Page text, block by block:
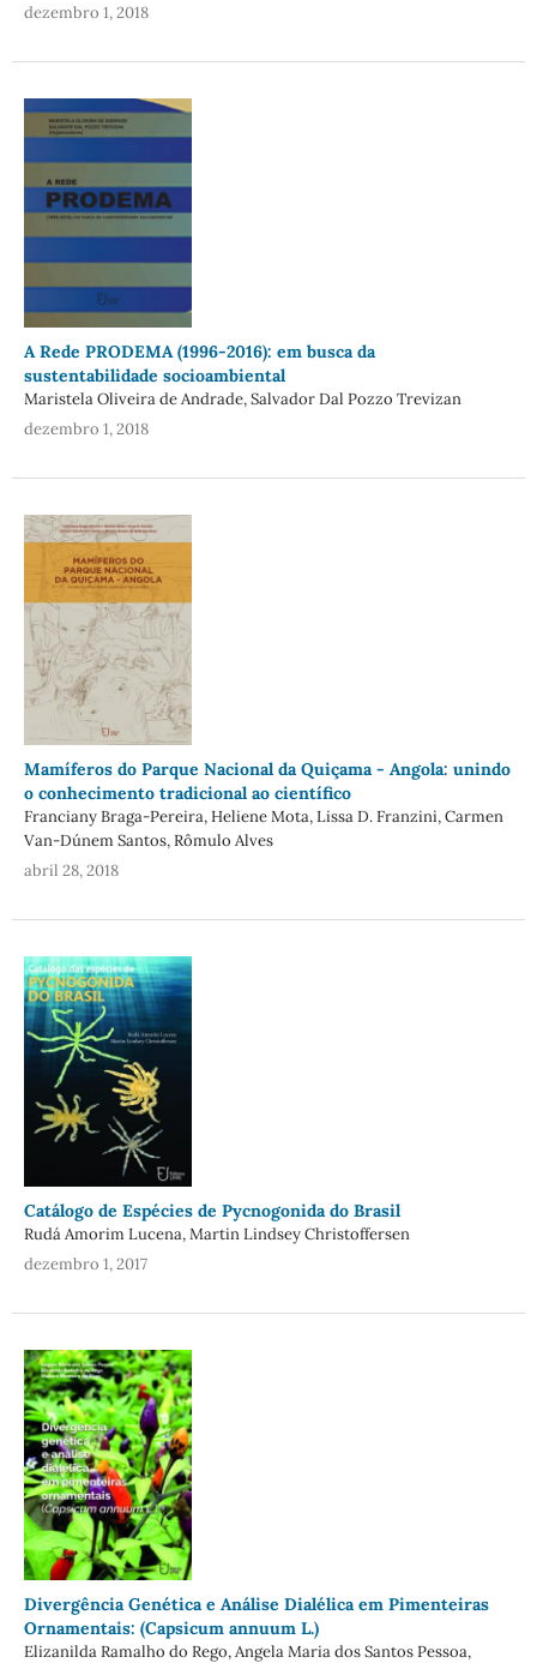
dezembro 1, 2018
A Rede PRODEMA (1996-2016): em busca da
sustentabilidade socioambiental
Maristela Oliveira de Andrade, Salvador Dal Pozzo Trevizan
dezembro 1, 2018
Mamíferos do Parque Nacional da Quiçama - Angola: unindo
o conhecimento tradicional ao científico
Franciany Braga-Pereira, Heliene Mota, Lissa D. Franzini, Carmen
Van-Dúnem Santos, Rômulo Alves
abril 28, 2018
Catálogo de Espécies de Pycnogonida do Brasil
Rudá Amorim Lucena, Martin Lindsey Christoffersen
dezembro 1, 2017
Divergência Genética e Análise Dialélica em Pimenteiras
Ornamentais: (Capsicum annuum L.)
Elizanilda Ramalho do Rego, Angela Maria dos Santos Pessoa,